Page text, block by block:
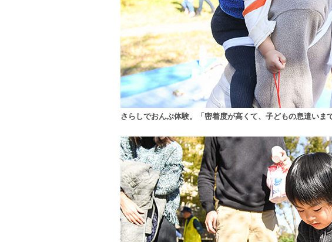
さらしでおんぶ体験。「密着度が高くて、子どもの息遣いま